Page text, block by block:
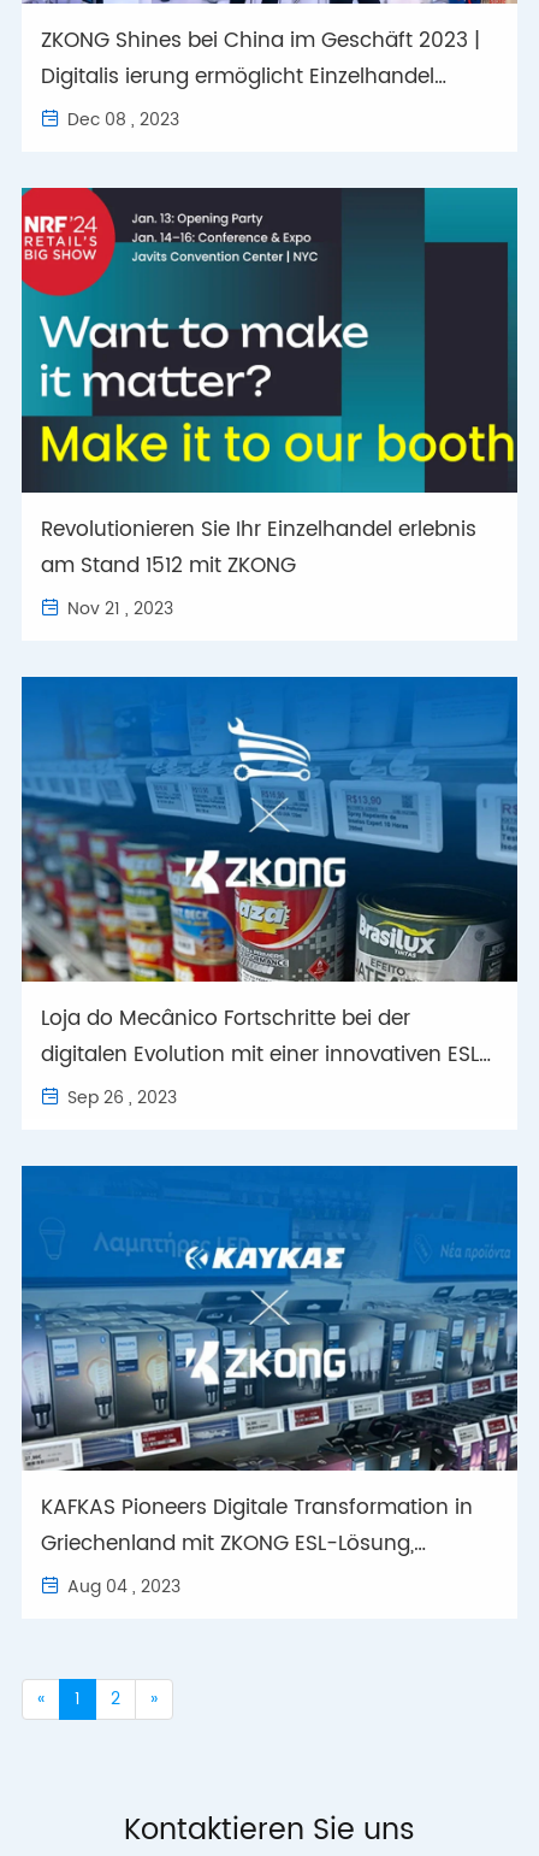
ZKONG Shines bei China im Geschäft 2023 |
Digitalis ierung ermöglicht Einzelhandel
design
 Dec 08 , 2023
Revolutionieren Sie Ihr Einzelhandel erlebnis
am Stand 1512 mit ZKONG
 Nov 21 , 2023
Loja do Mecânico Fortschritte bei der
digitalen Evolution mit einer innovativen ESL-
Lösung von Etiquetas.io und ZKONG
 Sep 26 , 2023
KAFKAS Pioneers Digitale Transformation in
Griechenland mit ZKONG ESL-Lösung,
innovativ bereit gestellt von Mindsys
 Aug 04 , 2023
« 1 2 »
Kontaktieren Sie uns